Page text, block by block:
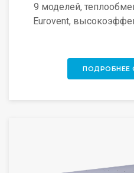
9 моделей,
Eurovent,
ПОДРОБНЕЕ